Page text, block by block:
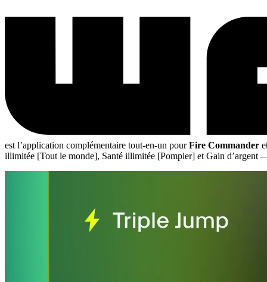
est l’application complémentaire tout-en-un pourFire Commander
illimitée [Tout le monde], Santé illimitée [Pompier] et Gain d’argent —